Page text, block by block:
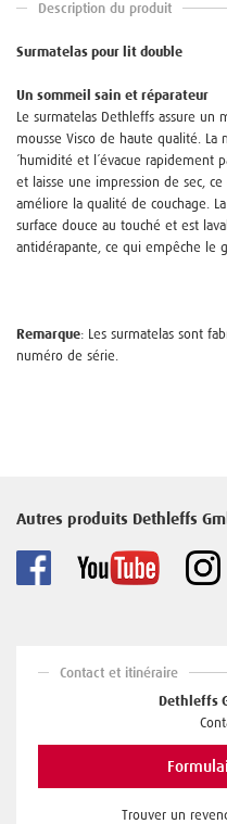
Description du produit
Surmatelas pour lit double
Un sommeil sain et réparateur
Le surmatelas Dethleffs assure
mousse Visco de haute qualité. La
´humidité et l´évacue rapidement
et laisse une impression de sec,
améliore la qualité de couchage.
surface douce au touché et est
antidérapante, ce qui empêche le
Remarque: Les surmatelas sont
numéro de série.
Autres produits Dethleffs
Contact et itinéraire
Dethleffs
Trouver un